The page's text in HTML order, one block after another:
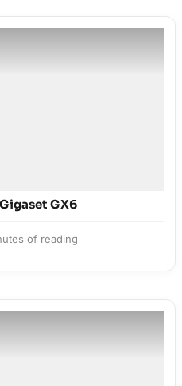
GX6
of reading